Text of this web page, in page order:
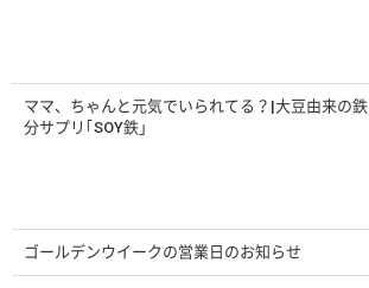
ママ、ちゃんと元気でいられてる？|大豆由来の鉄
分サプリ｢SOY鉄」
ゴールデンウイークの営業日のお知らせ